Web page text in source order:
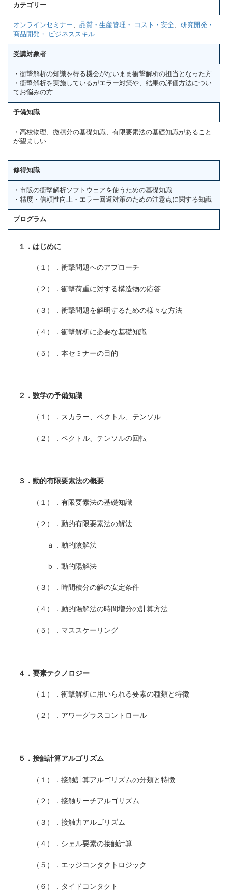
カテゴリー
オンラインセミナー 品質・生産管理・ コスト・安全
研究開発・
商品開発・ ビジネススキル
受講対象者
・衝撃解析の知識を得る機会がないまま衝撃解析の担当となった方
・衝撃解析を実施しているがエラー対策や、結果の評価方法につい
てお悩みの方
予備知識
・高校物理、微積分の基礎知識、有限要素法の基礎知識があること
が望ましい
修得知識
・市販の衝撃解析ソフトウェアを使うための基礎知識
・精度・信頼性向上・エラー回避対策のための注意点に関する知識
プログラム
１．はじめに
（１）．衝撃問題へのアプローチ
（２）．衝撃荷重に対する構造物の応答
（３）．衝撃問題を解明するための様々な方法
（４）．衝撃解析に必要な基礎知識
（５）．本セミナーの目的
２．数学の予備知識
（１）．スカラー、ベクトル、テンソル
（２）．ベクトル、テンソルの回転
３．動的有限要素法の概要
（１）．有限要素法の基礎知識
（２）．動的有限要素法の解法
ａ．動的陰解法
ｂ．動的陽解法
（３）．時間積分の解の安定条件
（４）．動的陽解法の時間増分の計算方法
（５）．マススケーリング
４．要素テクノロジー
（１）．衝撃解析に用いられる要素の種類と特徴
（２）．アワーグラスコントロール
５．接触計算アルゴリズム
（１）．接触計算アルゴリズムの分類と特徴
（２）．接触サーチアルゴリズム
（３）．接触力アルゴリズム
（４）．シェル要素の接触計算
（５）．エッジコンタクトロジック
（６）．タイドコンタクト